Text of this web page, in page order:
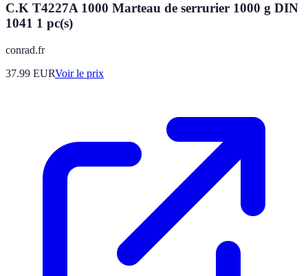
C.K T4227A 1000 Marteau de serrurier 1000 g DIN
1041 1 pc(s)
conrad.fr
37.99 EURVoir le prix